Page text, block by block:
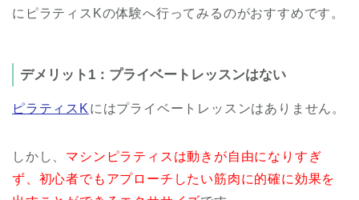
にピラティスKの体験へ行ってみるのがおすすめです。
デメリット1：プライベートレッスンはない
ピラティスK にはプライベートレッスンはありません。
しかし、 マシンピラティスは動きが自由になりすぎ
ず、初心者でもアプローチしたい筋肉に的確に効果を